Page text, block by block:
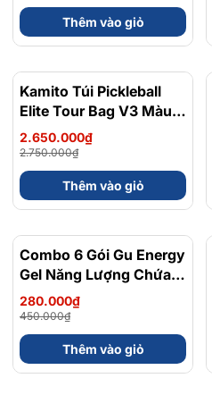
Thêm vào giỏ
- 4%
Kamito Túi Pickleball
Elite Tour Bag V3 Màu
Đen
2.650.000₫
2.750.000₫
Thêm vào giỏ
- 38%
Combo 6 Gói Gu Energy
Gel Năng Lượng Chứa
Caffein Vị Trái Cây Dễ
Ăn Gói 32 Gam
280.000₫
450.000₫
Thêm vào giỏ